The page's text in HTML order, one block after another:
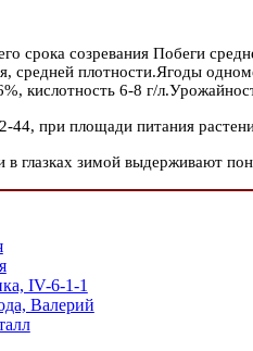
срока созревания Побеги
средней плотности.Ягоды
кислотность 6-8 г/
44, при площади питания
в глазках зимой выдерживают
IV-6-1-1
Валерий